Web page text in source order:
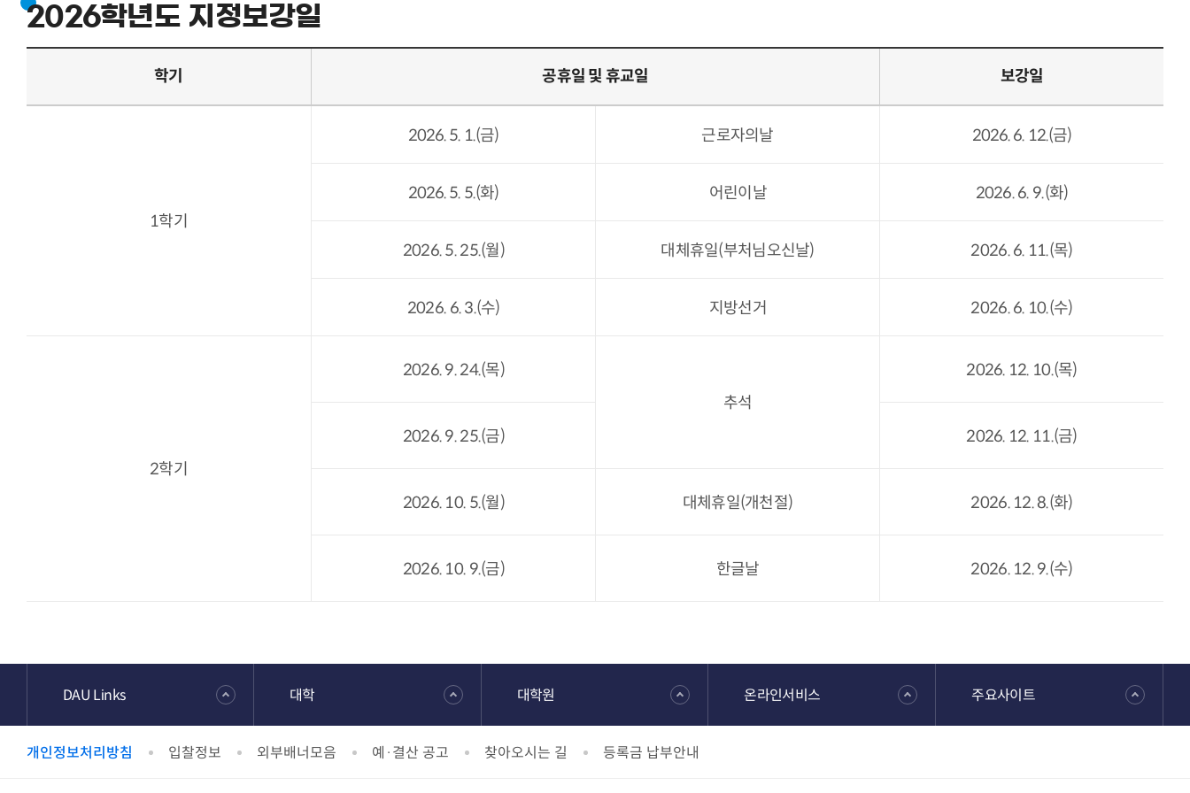
2026학년도 지정보강일
학기 공휴일 및 휴교일 보강일
1학기
2026. 5. 1.(금) 근로자의날 2026. 6. 12.(금)
2026. 5. 5.(화) 어린이날 2026. 6. 9.(화)
2026. 5. 25.(월) 대체휴일(부처님오신날) 2026. 6. 11.(목)
2026. 6. 3.(수) 지방선거 2026. 6. 10.(수)
2학기
2026. 9. 24.(목)
추석
2026. 12. 10.(목)
2026. 9. 25.(금) 2026. 12. 11.(금)
2026. 10. 5.(월) 대체휴일(개천절) 2026. 12. 8.(화)
2026. 10. 9.(금) 한글날 2026. 12. 9.(수)
개인정보처리방침 입찰정보 외부배너모음 예·결산 공고 찾아오시는 길 등록금 납부안내
DAU Links 대학 대학원 온라인서비스 주요사이트